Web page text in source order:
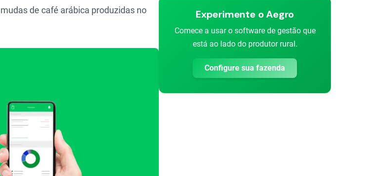
de café arábica produzidas no
Experimente o Aegro
Comece a usar o software de gestão que
está ao lado do produtor rural.
Configure sua fazenda